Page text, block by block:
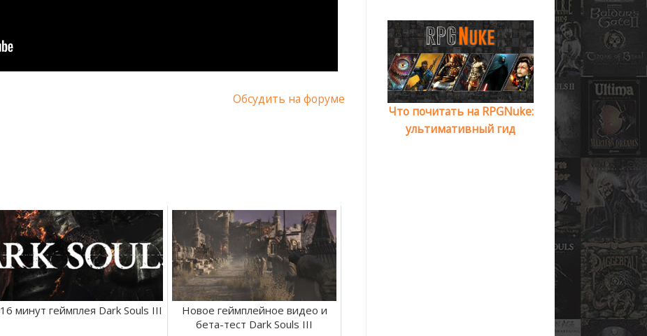
Обсудить на форуме
16 минут геймплея Dark Souls III
Новое геймплейное видео и
бета-тест Dark Souls III
Что почитать на RPGNuke:
ультимативный гид